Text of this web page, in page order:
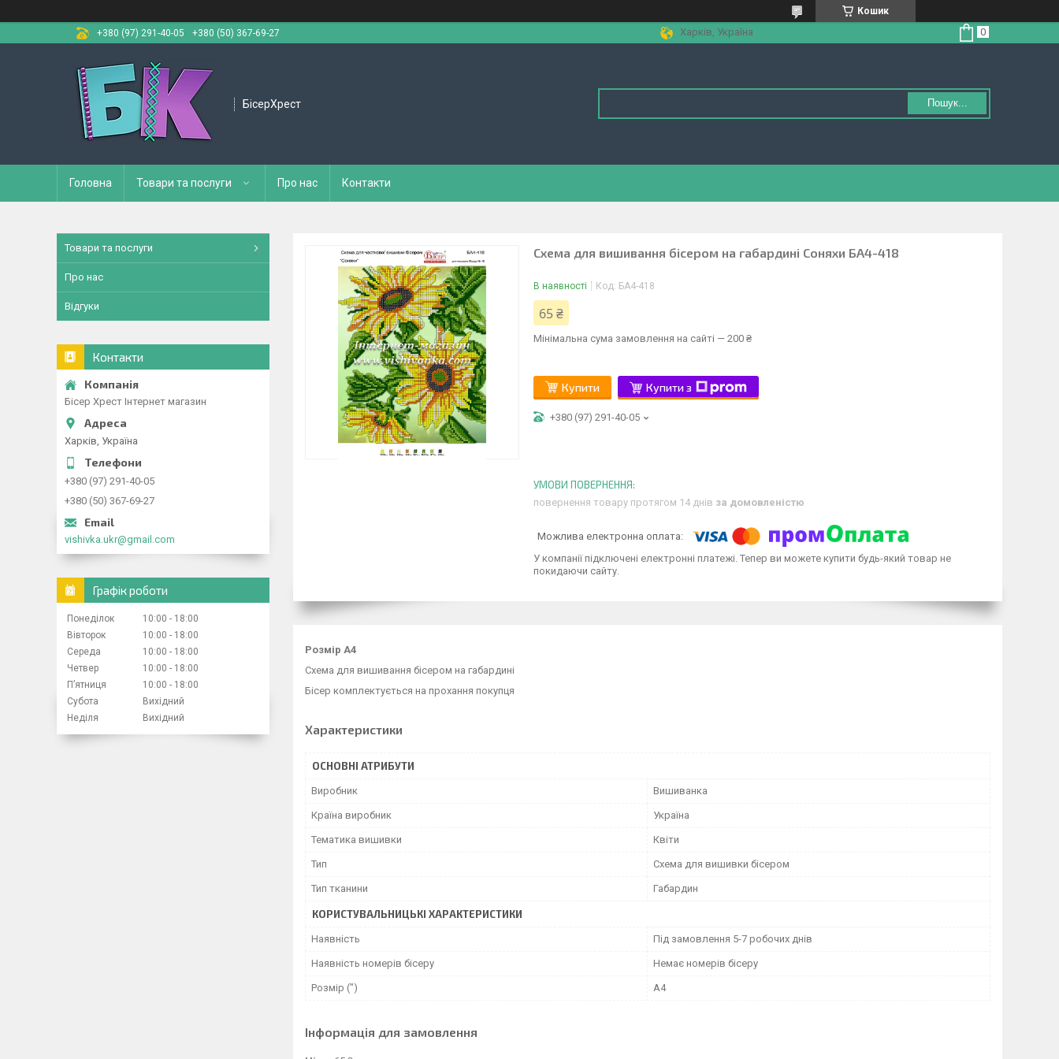
Кошик
+380 (97) 291-40-05
+380 (50) 367-69-27 Харків, Україна
БісерХрест Пошук...
Головна Товари та послуги Про нас Контакти
Схема для вишивання бісером на габардині Соняхи БА4-418
В наявності Код: БА4-418
65 ₴
Мінімальна сума замовлення на сайті — 200 ₴
Купити Купити з
+380 (97) 291-40-05
повернення товару протягом 14 днів за домовленістю
У компанії підключені електронні платежі. Тепер ви можете купити будь-який товар не
покидаючи сайту.
Розмір А4
Схема для вишивання бісером на габардині
Бісер комплектується на прохання покупця
Характеристики
ОСНОВНІ АТРИБУТИ
Виробник Вишиванка
Країна виробник Україна
Тематика вишивки Квіти
Тип Схема для вишивки бісером
Тип тканини Габардин
КОРИСТУВАЛЬНИЦЬКІ ХАРАКТЕРИСТИКИ
Наявність Під замовлення 5-7 робочих днів
Наявність номерів бісеру Немає номерів бісеру
Розмір (") А4
Інформація для замовлення
Товари та послуги
Про нас
Відгуки
Контакти
Бісер Хрест Інтернет магазин
Харків, Україна
+380 (97) 291-40-05
+380 (50) 367-69-27
vishivka.ukr@gmail.com
Графік роботи
Понеділок 10:00
18:00
Вівторок
10:00
18:00
Середа
10:00
18:00
Четвер
10:00
18:00
Пʼятниця
10:00
18:00
Субота
Вихідний
Неділя
Вихідний